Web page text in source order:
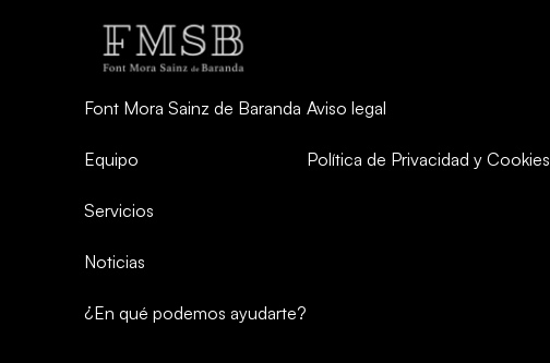
Font Mora Sainz de Baranda
Equipo
Servicios
Noticias
¿En qué podemos ayudarte?
Aviso legal
Política de Privacidad y Cookies